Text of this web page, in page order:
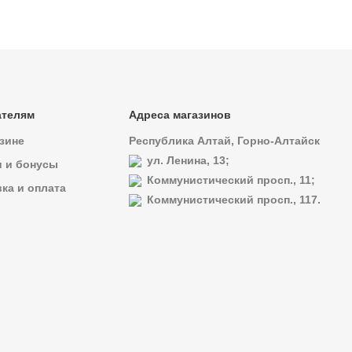
и бонусы
и оплата
Адреса магазинов
Республика Алтай, Горно-Алтайск
ул. Ленина, 13;
Коммунистический просп., 11;
Коммунистический просп., 117.